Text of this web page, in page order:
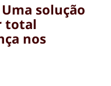
solução
total
nos